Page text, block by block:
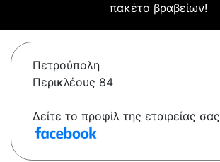
πακέτο βραβείων!
Πετρούπολη
Περικλέους 84
Δείτε το προφίλ της εταιρείας σας